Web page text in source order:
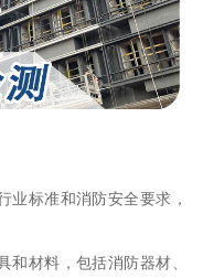
业标准和消防安全要求，
和材料，包括消防器材、